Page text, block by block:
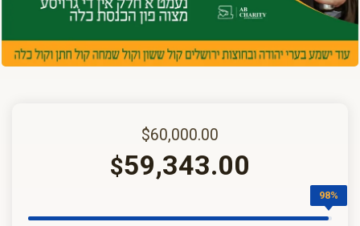
$60,000.00
$59,343.00
98%